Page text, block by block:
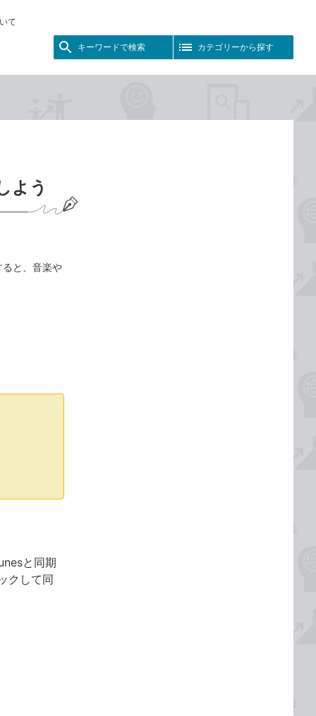
て
キーワードで検索 カテゴリーから探す
よう
と、音楽や
と同期
クして同